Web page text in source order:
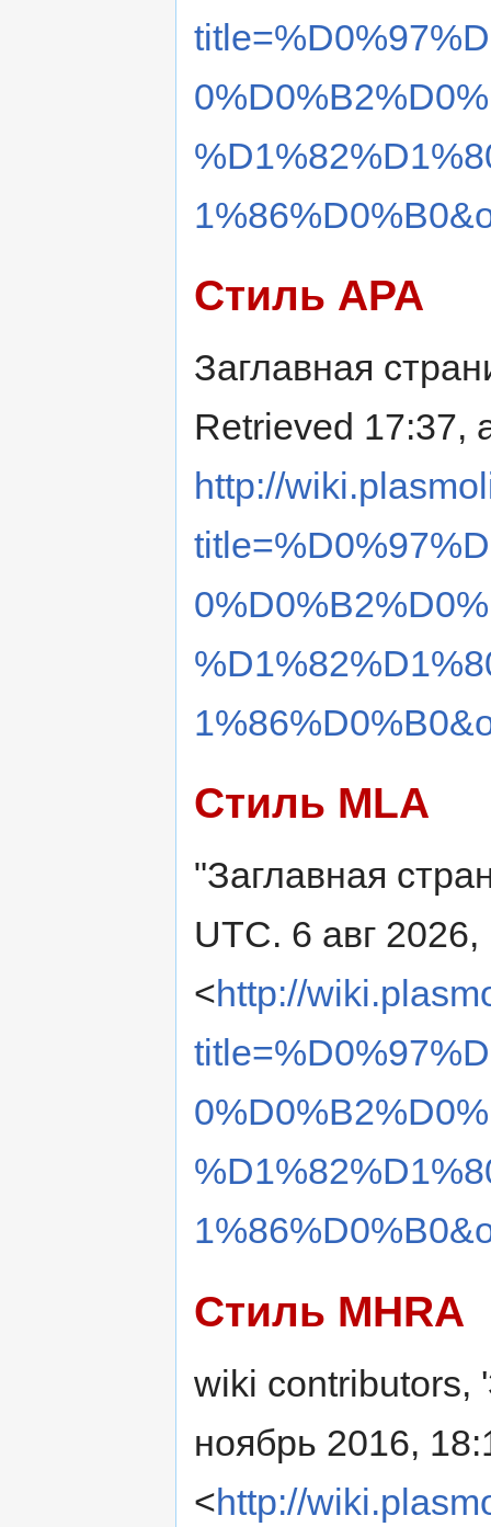
Стиль APA
Заглавная
Retrieved 17:37,
http://
Стиль MLA
"Заглавная
UTC. 6 авг
<http://
Стиль MHRA
wiki contributors,
ноябрь 2016,
<http://